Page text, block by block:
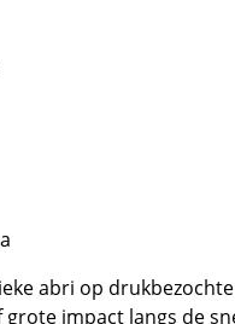
abri op
impact langs de